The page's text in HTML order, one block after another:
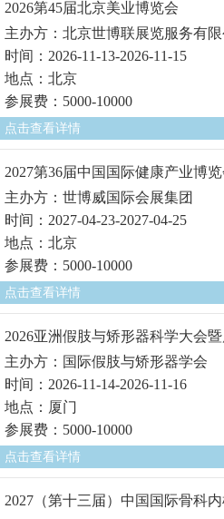
2026第45届北京美业博览会
主办方：北京世博联展览服务有限
时间：2026-11-13-2026-11-15
地点：北京
参展费：5000-10000
点击查看详情
2027第36届中国国际健康产业博
主办方：世博威国际会展集团
时间：2027-04-23-2027-04-25
地点：北京
参展费：5000-10000
点击查看详情
2026亚洲假肢与矫形器科学大会
主办方：国际假肢与矫形器学会
时间：2026-11-14-2026-11-16
地点：厦门
参展费：5000-10000
点击查看详情
2027（第十三届）中国国际骨科